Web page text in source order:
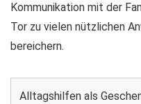
Kommunikation mit der
Tor zu vielen nützlichen
bereichern.
Alltagshilfen als